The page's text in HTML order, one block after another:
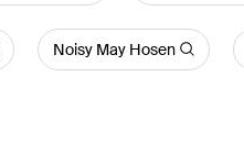
Noisy May Hosen